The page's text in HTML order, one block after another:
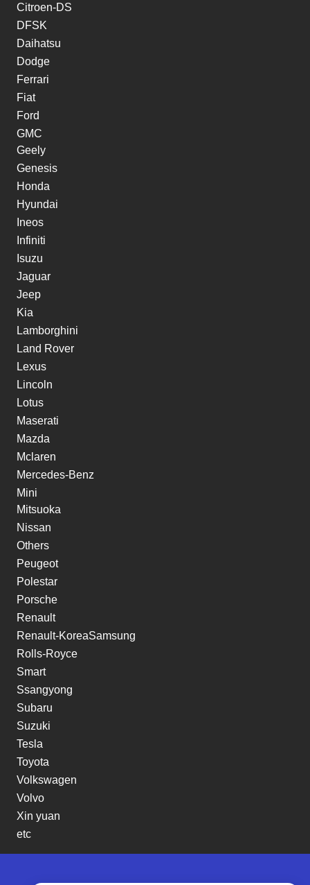
Citroen-DS
DFSK
Daihatsu
Dodge
Ferrari
Fiat
Ford
GMC
Geely
Genesis
Honda
Hyundai
Ineos
Infiniti
Isuzu
Jaguar
Jeep
Kia
Lamborghini
Land Rover
Lexus
Lincoln
Lotus
Maserati
Mazda
Mclaren
Mercedes-Benz
Mini
Mitsuoka
Nissan
Others
Peugeot
Polestar
Porsche
Renault
Renault-KoreaSamsung
Rolls-Royce
Smart
Ssangyong
Subaru
Suzuki
Tesla
Toyota
Volkswagen
Volvo
Xin yuan
etc